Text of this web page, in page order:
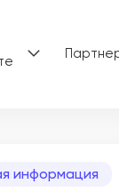
информация